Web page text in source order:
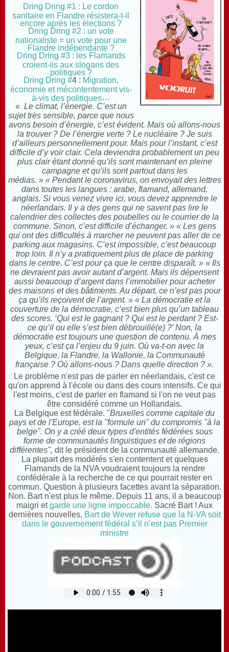
Dring Dring #1 : Le cordon
sanitaire en Flandre résistera-t-il
encore après les élections ?
Dring Dring #2 : un vote
nationaliste = un vote pour une
Flandre indépendante ?
Dring Dring #3 : les Flamands
croient-ils aux slogans des
politiques ?
Dring Dring #4 : Migration,
économie et mécontentement vis-
à-vis des politiques…
« Le climat, l’énergie. C’est un
sujet très sensible, parce que nous
avons besoin d’énergie, c’est évident. Mais où allons-nous
la trouver ? De l’énergie verte ? Le nucléaire ? Je suis
d’ailleurs personnellement pour. Mais pour l’instant, c’est
difficile d’y voir clair. Cela deviendra probablement un peu
plus clair étant donné qu’ils sont maintenant en pleine
campagne et qu’ils sont partout dans les
médias. » « Pendant le coronavirus, on envoyait des lettres
dans toutes les langues : arabe, flamand, allemand,
anglais. Si vous venez vivre ici, vous devez apprendre le
néerlandais. Il y a des gens qui ne savent pas lire le
calendrier des collectes des poubelles ou le courrier de la
commune. Sinon, c’est difficile d’échanger. » « Les gens
qui ont des difficultés à marcher ne peuvent pas aller de ce
parking aux magasins. C’est impossible, c’est beaucoup
trop loin. Il n’y a pratiquement plus de place de parking
dans le centre. C’est pour ça que le centre disparaît. » « Ils
ne devraient pas avoir autant d’argent. Mais ils dépensent
aussi beaucoup d’argent dans l’immobilier pour acheter
des maisons et des bâtiments. Au départ, ce n’est pas pour
ça qu’ils reçoivent de l’argent. » « La démocratie et la
couverture de la démocratie, c’est bien plus qu’un tableau
des scores. ‘Qui est le gagnant ? Qui est le perdant ? Est-
ce qu’il ou elle s’est bien débrouillé(e) ?’ Non, la
démocratie est toujours une question de contenu. À mes
yeux, c’est ça l’enjeu du 9 juin. Où va-t-on avec la
Belgique, la Flandre, la Wallonie, la Communauté
française ? Où allons-nous ? Dans quelle direction ? ».
Le problème n'est pas de parler en néerlandais, c'est ce
qu'on apprend à l'école ou dans des cours intensifs. Ce qui
l'est moins, c'est de parler en flamand si l'on ne veut pas
être considéré comme un Hollandais.
La Belgique est fédérale. "Bruxelles comme capitale du
pays et de l'Europe, est la "formule un" du compromis "à la
belge". On y a créé deux types d'entités fédérées sous
forme de communautés linguistiques et de régions
différentes", dit le président de la communauté allemande.
La plupart des modérés s'en contentent et quelques
Flamands de la NVA voudraient toujours la rendre
confédérale à la recherche de ce qui pourrait rester en
commun. Question à plusieurs facettes avant la séparation.
Non. Bart n'est plus le même. Depuis 11 ans, il a beaucoup
maigri etgarde une ligne impeccable. Sacré Bart ! Aux
dernières nouvelles, Bart de Wever refuse que la N-VA soit
dans le gouvernement fédéral s’il n’est pas Premier
ministre